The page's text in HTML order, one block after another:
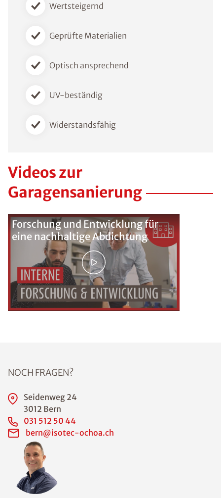
Wertsteigernd
Geprüfte Materialien
Optisch ansprechend
UV-beständig
Widerstandsfähig
Videos zur
Garagensanierung
Forschung und Entwicklung für
eine nachhaltige Abdichtung
NOCH FRAGEN?
Seidenweg 24
3012 Bern
031 512 50 44
bern@isotec-ochoa.ch